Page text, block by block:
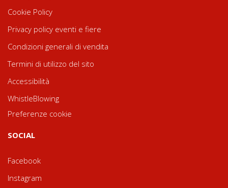
Cookie Policy
Privacy policy eventi e fiere
Condizioni generali di vendita
Termini di utilizzo del sito
Accessibilità
WhistleBlowing
Preferenze cookie
SOCIAL
Facebook
Instagram